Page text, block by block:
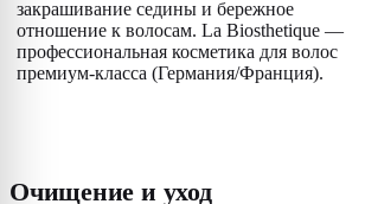
закрашивание седины и бережное
отношение к волосам. La Biosthetique —
профессиональная косметика для волос
премиум-класса (Германия/Франция).
Очищение и уход